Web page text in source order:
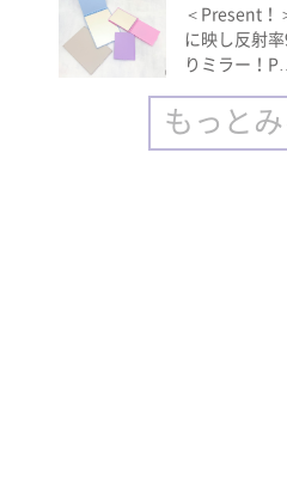
＜Present！
に映し反射
りミラー！
もっと